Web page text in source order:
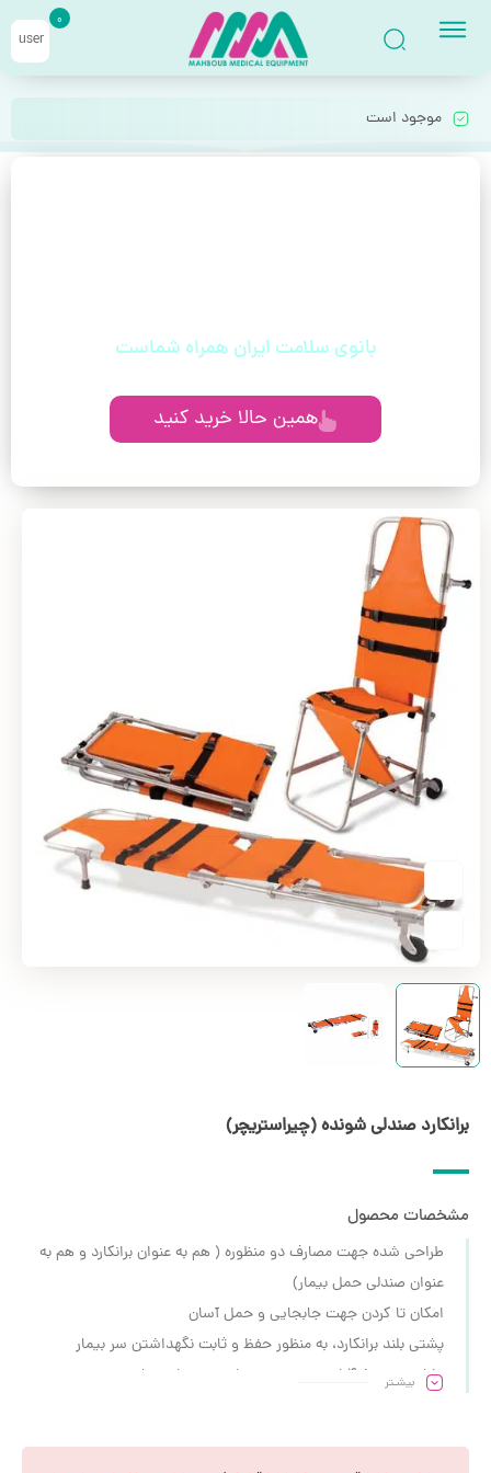
0
user
موجود است
بانوی سلامت ایران همراه شماست
همین حالا خرید کنید
برانکارد صندلی شونده (چیراستریچر)
مشخصات محصول
طراحی شده جهت مصارف دو منظوره ( هم به عنوان برانکارد و هم به
عنوان صندلی حمل بیمار)
امکان تا کردن جهت جابجایی و حمل آسان
پشتی بلند برانکارد، به منظور حفظ و ثابت نگهداشتن سر بیمار
دارای دو چرخ 4 اینچی جهت سهولت در حمل بیمار
طول: 190 سانتی متر
بیشـتر